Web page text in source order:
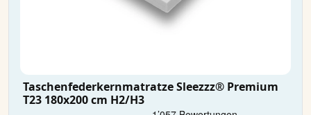
Taschenfederkernmatratze Sleezzz® Premium
T23 180x200 cm H2/H3